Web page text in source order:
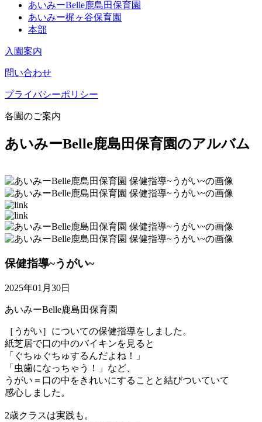
あいみーBelle鹿島田保育園
あいみー梶ヶ谷保育園
本部
入園案内
問い合わせ
プライバシーポリシー
各園のご案内
あいみーBelle鹿島田保育園のアルバム
保健指導~うがい~
2025年01月30日
あいみーBelle鹿島田保育園
［うがい］についての保健指導をしました。
紙芝居で口の中のバイキンを見ると
「ぐちゅぐちゅするんだよね！」
「虫歯になっちゃう！」など、
うがい＝口の中をきれいにすることと結びついていて
感心しました。
2歳クラスは実践も。